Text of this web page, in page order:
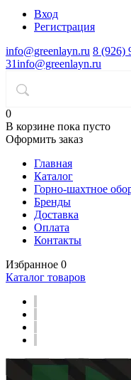
Вход
Регистрация
info@greenlayn.ru 8 (926)
31info@greenlayn.ru
0
В корзине пока пусто
Оформить заказ
Главная
Каталог
Горно-шахтное
Бренды
Доставка
Оплата
Контакты
Избранное 0
Каталог товаров